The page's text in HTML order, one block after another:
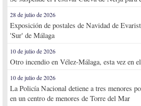
28 de julio de 2026
Exposición de postales de Navidad de
'Sur' de Málaga
10 de julio de 2026
Otro incendio en Vélez-Málaga, esta vez en
10 de julio de 2026
La Policía Nacional detiene a tres menores
en un centro de menores de Torre del Mar